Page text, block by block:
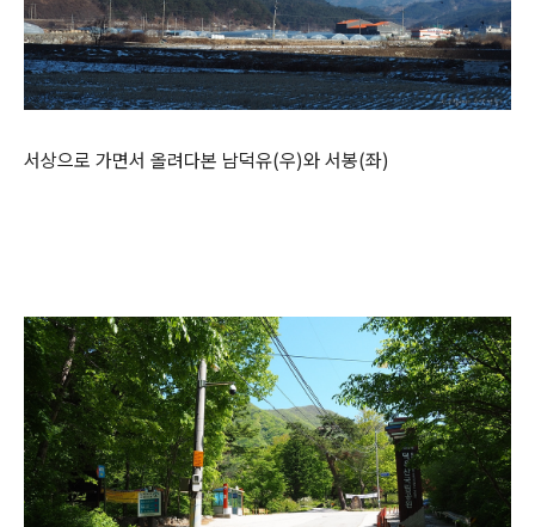
서상으로 가면서 올려다본 남덕유(우)와 서봉(좌)